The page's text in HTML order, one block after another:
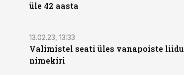
üle 42 aasta
13.02.23, 13:33
Valimistel seati üles vanapoiste liidu
nimekiri